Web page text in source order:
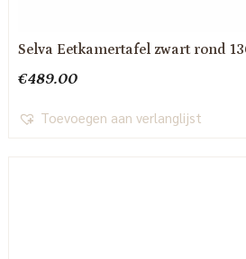
Selva Eetkamertafel zwart rond
€489.00
Toevoegen aan verlanglijst